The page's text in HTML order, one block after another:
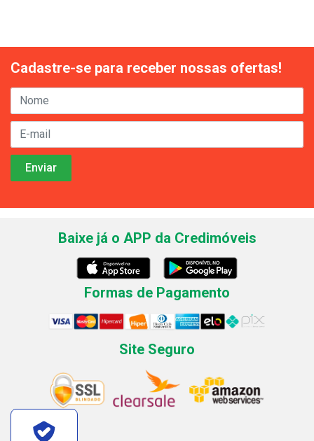
Cadastre-se para receber nossas ofertas!
Baixe já o APP da Credimóveis
Formas de Pagamento
Site Seguro